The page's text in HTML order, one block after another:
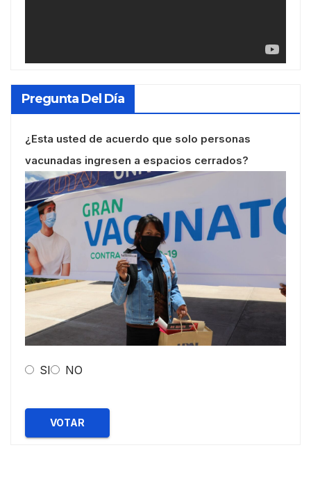
Pregunta Del Día
¿Esta usted de acuerdo que solo personas
vacunadas ingresen a espacios cerrados?
SI NO
VOTAR